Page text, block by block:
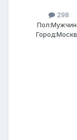
298
Пол:
Город: